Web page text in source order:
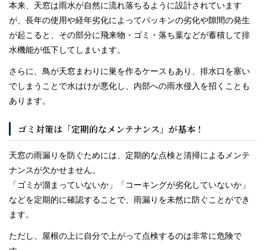
本来、天窓は雨水が自然に流れ落ちるように設計されています
が、長年の使用や経年劣化によってパッキンの劣化や隙間の発生
が起こると、その部分に飛来物・ゴミ・落ち葉などが蓄積して排
水機能が低下してしまいます。
さらに、鳥が天窓まわりに巣を作るケースもあり、排水口を塞い
でしまうことで水はけが悪化し、内部への雨水侵入を招くことも
あります。
ゴミ対策は「定期的なメンテナンス」が基本！
天窓の雨漏りを防ぐためには、定期的な点検と清掃によるメンテ
ナンスが欠かせません。
「ゴミが溜まっていないか」「コーキングが劣化していないか」
などを定期的に確認することで、雨漏りを未然に防ぐことができ
ます。
ただし、屋根の上に自分で上がって点検するのは非常に危険で